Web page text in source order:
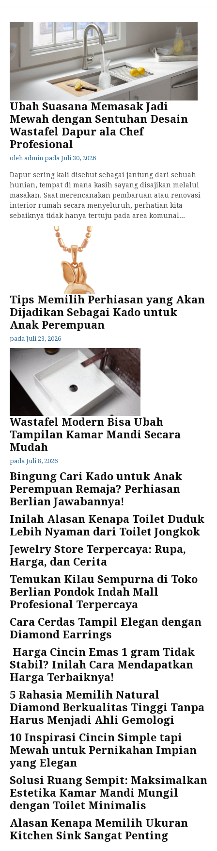
Ubah Suasana Memasak Jadi
Mewah dengan Sentuhan Desain
Wastafel Dapur ala Chef
Profesional
oleh admin pada Juli 30, 2026
Dapur sering kali disebut sebagai jantung dari sebuah
hunian, tempat di mana kasih sayang disajikan melalui
masakan. Saat merencanakan pembaruan atau renovasi
interior rumah secara menyeluruh, perhatian kita
sebaiknya tidak hanya tertuju pada area komunal...
Tips Memilih Perhiasan yang Akan
Dijadikan Sebagai Kado untuk
Anak Perempuan
pada Juli 23, 2026
Wastafel Modern Bisa Ubah
Tampilan Kamar Mandi Secara
Mudah
pada Juli 8, 2026
Bingung Cari Kado untuk Anak
Perempuan Remaja? Perhiasan
Berlian Jawabannya!
Inilah Alasan Kenapa Toilet Duduk
Lebih Nyaman dari Toilet Jongkok
Jewelry Store Terpercaya: Rupa,
Harga, dan Cerita
Temukan Kilau Sempurna di Toko
Berlian Pondok Indah Mall
Profesional Terpercaya
Cara Cerdas Tampil Elegan dengan
Diamond Earrings
Harga Cincin Emas 1 gram Tidak
Stabil? Inilah Cara Mendapatkan
Harga Terbaiknya!
5 Rahasia Memilih Natural
Diamond Berkualitas Tinggi Tanpa
Harus Menjadi Ahli Gemologi
10 Inspirasi Cincin Simple tapi
Mewah untuk Pernikahan Impian
yang Elegan
Solusi Ruang Sempit: Maksimalkan
Estetika Kamar Mandi Mungil
dengan Toilet Minimalis
Alasan Kenapa Memilih Ukuran
Kitchen Sink Sangat Penting